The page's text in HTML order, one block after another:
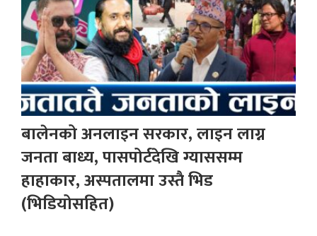
बालेनको अनलाइन सरकार, लाइन लाग्न
जनता बाध्य, पासपोर्टदेखि ग्याससम्म
हाहाकार, अस्पतालमा उस्तै भिड
(भिडियोसहित)